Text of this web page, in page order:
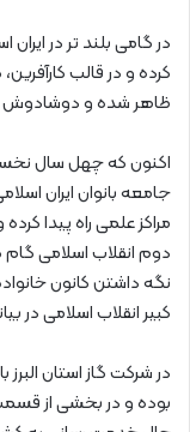
در گامی بلند تر در
کرده و در قالب
ظاهر شده و دوشادوش
اکنون که چهل سال
جامعه بانوان ایران
مراکز علمی راه پیدا
دوم انقلاب اسلامی
نگه داشتن کانون
کبیر انقلاب اسلامی در
در شرکت گاز استان
بوده و در بخشی از